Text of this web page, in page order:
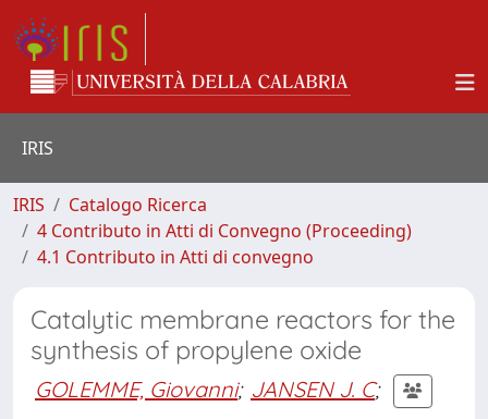
IRIS
IRIS
Catalogo Ricerca
4 Contributo in Atti di Convegno (Proceeding)
4.1 Contributo in Atti di convegno
Catalytic membrane reactors for the
synthesis of propylene oxide
GOLEMME, Giovanni; JANSEN J. C;